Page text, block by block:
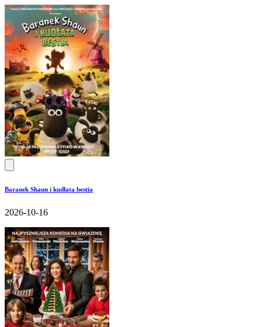
Baranek Shaun i kudłata bestia
2026-10-16